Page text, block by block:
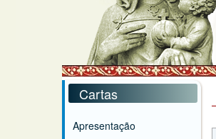
Cartas
Apresentação